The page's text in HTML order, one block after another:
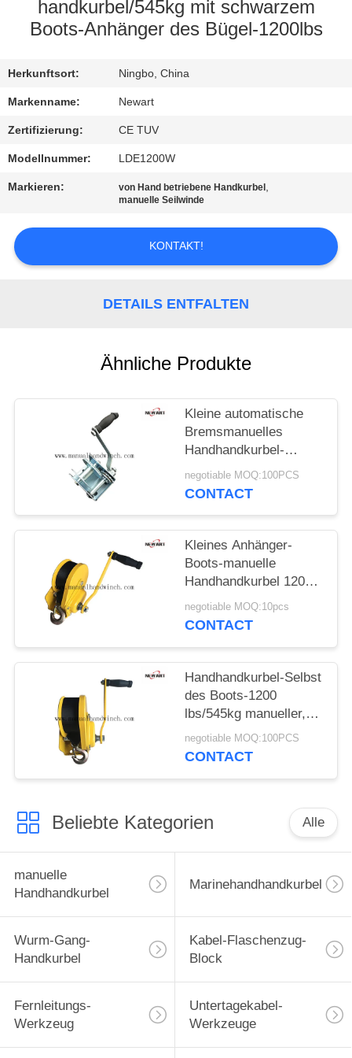
KONTAKTIEREN
UNS
FORDERN
SIE
EIN
SITEMAP
handkurbel/545kg mit schwarzem
Boots-Anhänger des Bügel-1200lbs
Herkunftsort: Ningbo, China
Markenname: Newart
Zertifizierung: CE TUV
Modellnummer: LDE1200W
Markieren: von Hand betriebene Handkurbel ,
manuelle Seilwinde
KONTAKT!
DETAILS ENTFALTEN
Ähnliche Produkte
Kleine automatische
Bremsmanuelles
Handhandkurbel-
Handboots-Anhänger-
Schlauchboot 600lbs
negotiable MOQ:100PCS
CONTACT
Kleines Anhänger-
Boots-manuelle
Handhandkurbel 1200
lbs automatisches
Bremsgelb überzogene
negotiable MOQ:10pcs
CONTACT
Handhandkurbel-Selbst
des Boots-1200
lbs/545kg manueller,
der dauerhafte
Schiffswinde-Bremse
negotiable MOQ:100PCS
CONTACT
Beliebte Kategorien Alle
manuelle
Handhandkurbel
Marinehandhandkurbel
Wurm-Gang-
Handkurbel
Kabel-Flaschenzug-
Block
Fernleitungs-
Werkzeug
Untertagekabel-
Werkzeuge